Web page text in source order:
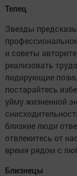
Телец
Звезды
и советы
реализовать
лидирующие
постарайтесь
уйму жизненной
близкие люди
отвлекитесь от
время рядом с
Близнецы